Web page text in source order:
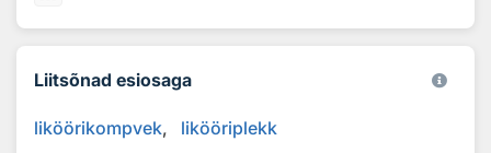
Liitsõnad esiosaga
liköörikompvek likööriplekk